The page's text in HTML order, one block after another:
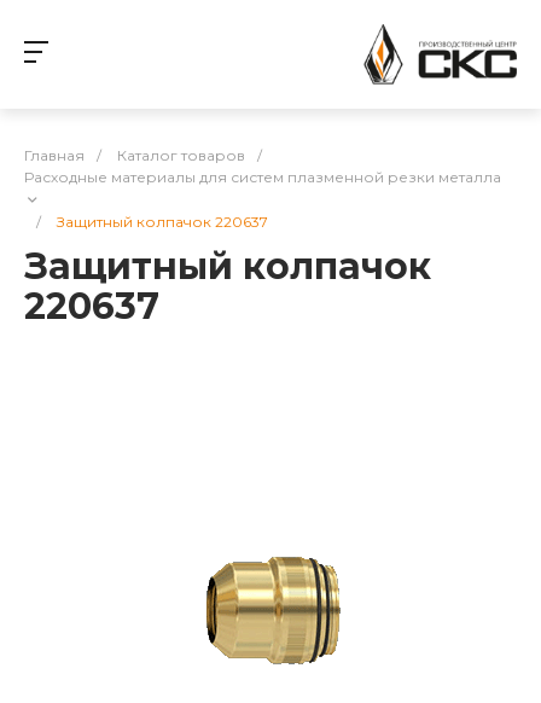
Главная / Каталог товаров
/
Расходные материалы для систем плазменной резки металла
/ Защитный колпачок 220637
Защитный колпачок
220637